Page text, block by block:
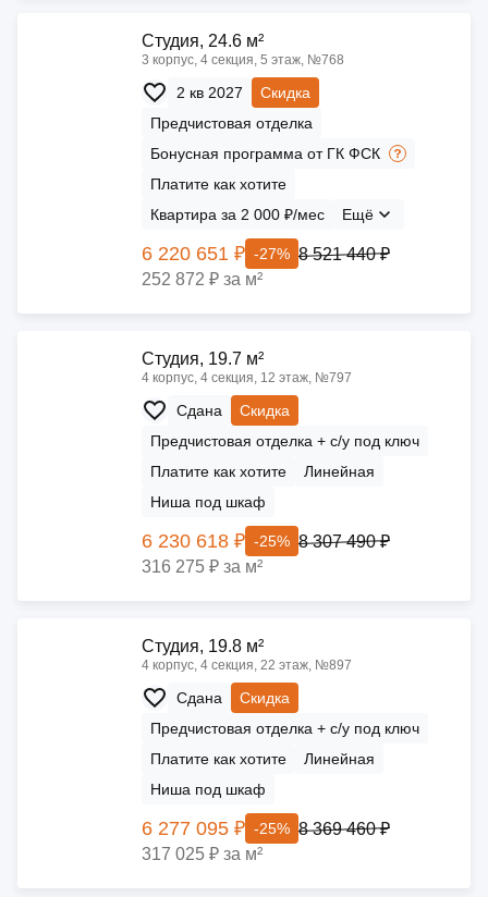
Cтудия, 24.6 м²
3 корпус, 4 секция, 5 этаж, №768
2 кв 2027
Скидка
Предчистовая отделка
Бонусная программа от ГК ФСК
Платите как хотите
Квартира за 2 000 ₽/мес
Ещё
6 220 651 ₽ -27% 8 521 440 ₽
252 872 ₽ за м²
Cтудия, 19.7 м²
4 корпус, 4 секция, 12 этаж, №797
Сдана
Скидка
Предчистовая отделка + с/у под ключ
Платите как хотите
Линейная
Ниша под шкаф
6 230 618 ₽ -25% 8 307 490 ₽
316 275 ₽ за м²
Cтудия, 19.8 м²
4 корпус, 4 секция, 22 этаж, №897
Сдана
Скидка
Предчистовая отделка + с/у под ключ
Платите как хотите
Линейная
Ниша под шкаф
6 277 095 ₽ -25% 8 369 460 ₽
317 025 ₽ за м²